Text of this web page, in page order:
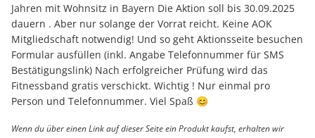
Jahren mit Wohnsitz in Bayern Die Aktion soll bis 30.09.2025
dauern . Aber nur solange der Vorrat reicht. Keine AOK
Mitgliedschaft notwendig! Und so geht Aktionsseite besuchen
Formular ausfüllen (inkl. Angabe Telefonnummer für SMS
Bestätigungslink) Nach erfolgreicher Prüfung wird das
Fitnessband gratis verschickt. Wichtig ! Nur einmal pro
Person und Telefonnummer. Viel Spaß 😊
Wenn du über einen Link auf dieser Seite ein Produkt kaufst, erhalten wir